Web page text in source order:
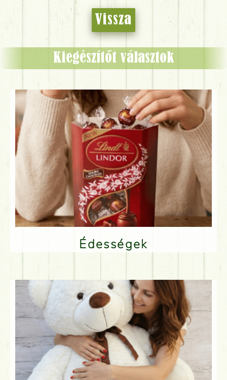
Vissza
Kiegészítőt választok
Édességek